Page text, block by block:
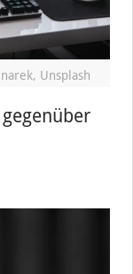
Unsplash